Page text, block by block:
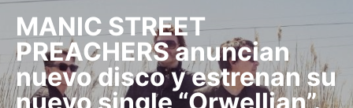
MANIC STREET
PREACHERS anuncian
nuevo disco y estrenan su